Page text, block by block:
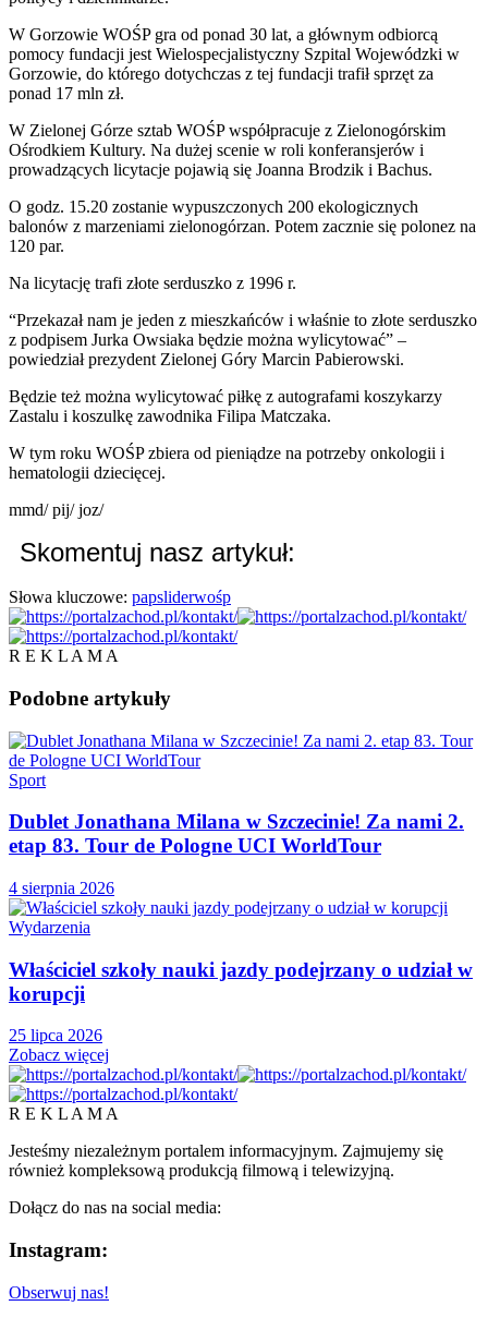
W Gorzowie WOŚP gra od ponad 30 lat, a głównym odbiorcą
pomocy fundacji jest Wielospecjalistyczny Szpital Wojewódzki w
Gorzowie, do którego dotychczas z tej fundacji trafił sprzęt za
ponad 17 mln zł.
W Zielonej Górze sztab WOŚP współpracuje z Zielonogórskim
Ośrodkiem Kultury. Na dużej scenie w roli konferansjerów i
prowadzących licytacje pojawią się Joanna Brodzik i Bachus.
O godz. 15.20 zostanie wypuszczonych 200 ekologicznych
balonów z marzeniami zielonogórzan. Potem zacznie się polonez na
120 par.
Na licytację trafi złote serduszko z 1996 r.
“Przekazał nam je jeden z mieszkańców i właśnie to złote serduszko
z podpisem Jurka Owsiaka będzie można wylicytować” –
powiedział prezydent Zielonej Góry Marcin Pabierowski.
Będzie też można wylicytować piłkę z autografami koszykarzy
Zastalu i koszulkę zawodnika Filipa Matczaka.
W tym roku WOŚP zbiera od pieniądze na potrzeby onkologii i
hematologii dziecięcej.
mmd/ pij/ joz/
Skomentuj nasz artykuł:
Słowa kluczowe: papsliderwośp
R E K L A M A
Podobne artykuły
Sport
Dublet Jonathana Milana w Szczecinie! Za nami 2.
etap 83. Tour de Pologne UCI WorldTour
4 sierpnia 2026
Wydarzenia
Właściciel szkoły nauki jazdy podejrzany o udział w
korupcji
25 lipca 2026
Zobacz więcej
R E K L A M A
Jesteśmy niezależnym portalem informacyjnym. Zajmujemy się
również kompleksową produkcją filmową i telewizyjną.
Dołącz do nas na social media:
Instagram:
Obserwuj nas!